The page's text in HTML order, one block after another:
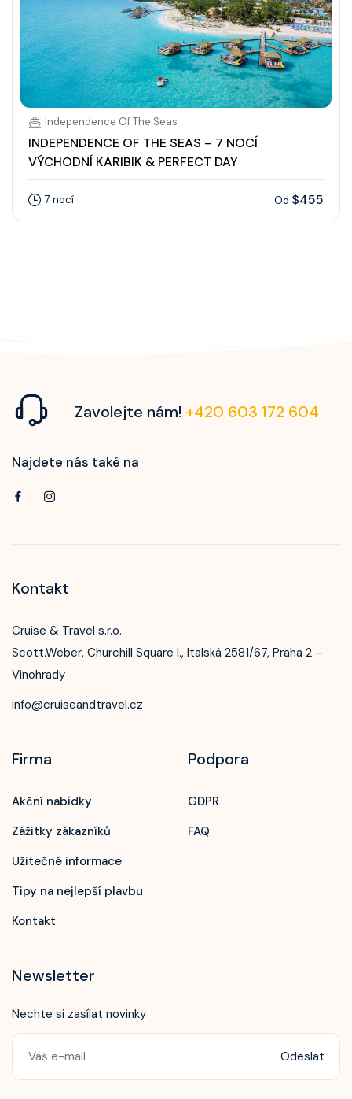
Zavolejte nám!
+420 603 172 604
Independence Of The Seas
INDEPENDENCE OF THE SEAS – 7 NOCÍ
VÝCHODNÍ KARIBIK & PERFECT DAY
7 nocí Od $455
Zavolejte nám! +420 603 172 604
Najdete nás také na
Kontakt
Cruise & Travel s.r.o.
Scott.Weber, Churchill Square I., Italská 2581/67, Praha 2 –
Vinohrady
info@cruiseandtravel.cz
Firma
Akční nabídky
Zážitky zákazníků
Užitečné informace
Tipy na nejlepší plavbu
Kontakt
Podpora
GDPR
FAQ
Newsletter
Nechte si zasílat novinky
Odeslat